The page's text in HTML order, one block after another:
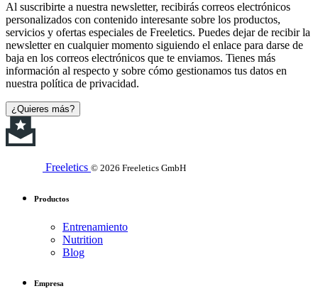
Al suscribirte a nuestra newsletter, recibirás correos electrónicos
personalizados con contenido interesante sobre los productos,
servicios y ofertas especiales de Freeletics. Puedes dejar de recibir la
newsletter en cualquier momento siguiendo el enlace para darse de
baja en los correos electrónicos que te enviamos. Tienes más
información al respecto y sobre cómo gestionamos tus datos en
nuestra política de privacidad.
¿Quieres más?
Freeletics © 2026 Freeletics GmbH
Productos
Entrenamiento
Nutrition
Blog
Empresa